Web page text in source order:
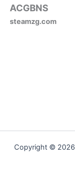
ACGBNS
steamzg.com
Copyright ©